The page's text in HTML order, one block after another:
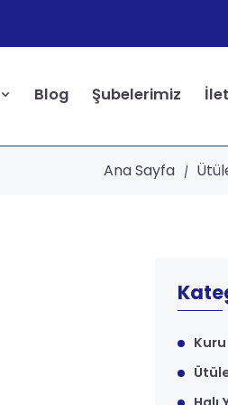
Blog Şubelerimiz
Ana Sayfa